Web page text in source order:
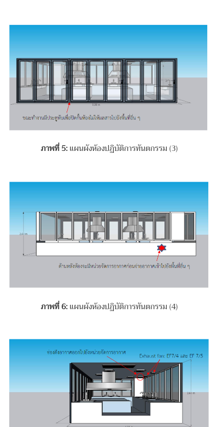
ภาพที่5:แผนผังห้องปฏิบัติการทันตกรรม (3)
ภาพที่6:แผนผังห้องปฏิบัติการทันตกรรม (4)